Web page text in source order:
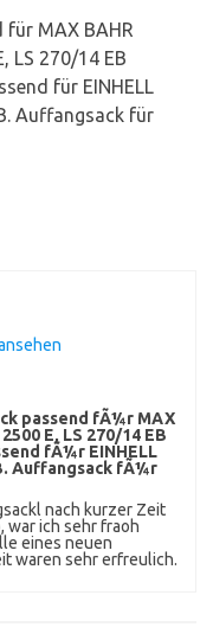
für MAX BAHR
LS 270/14 EB
für EINHELL
Auffangsack für
passend fÃ¼r MAX
E, LS 270/14 EB
fÃ¼r EINHELL
Auffangsack fÃ¼r
nach kurzer Zeit
war ich sehr fraoh
eines neuen
waren sehr erfreulich.